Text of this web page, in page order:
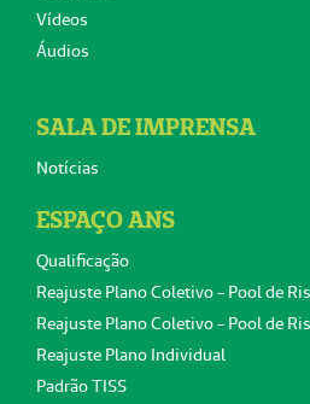
Vídeos
Áudios
SALA DE IMPRENSA
Notícias
ESPAÇO ANS
Qualificação
Reajuste Plano Coletivo - Pool de
Reajuste Plano Coletivo - Pool de
Reajuste Plano Individual
Padrão TISS